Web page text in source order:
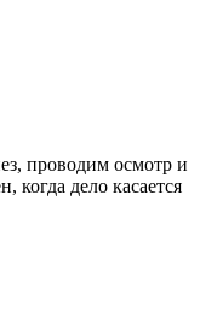
проводим осмотр и
когда дело касается